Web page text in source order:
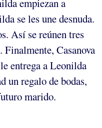
empiezan a
se les une desnuda.
Así se reúnen tres
Finalmente, Casanova
entrega a Leonilda
un regalo de bodas,
marido.